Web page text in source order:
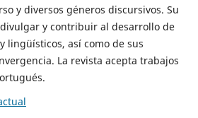
y diversos géneros discursivos. Su
y contribuir al desarrollo de
lingüísticos, así como de sus
La revista acepta trabajos